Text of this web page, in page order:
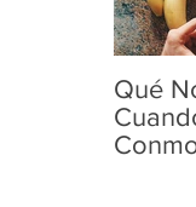
Qué